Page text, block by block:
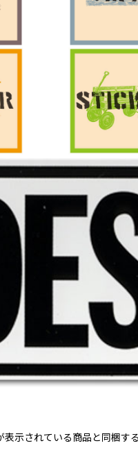
表示されている商品と同梱す